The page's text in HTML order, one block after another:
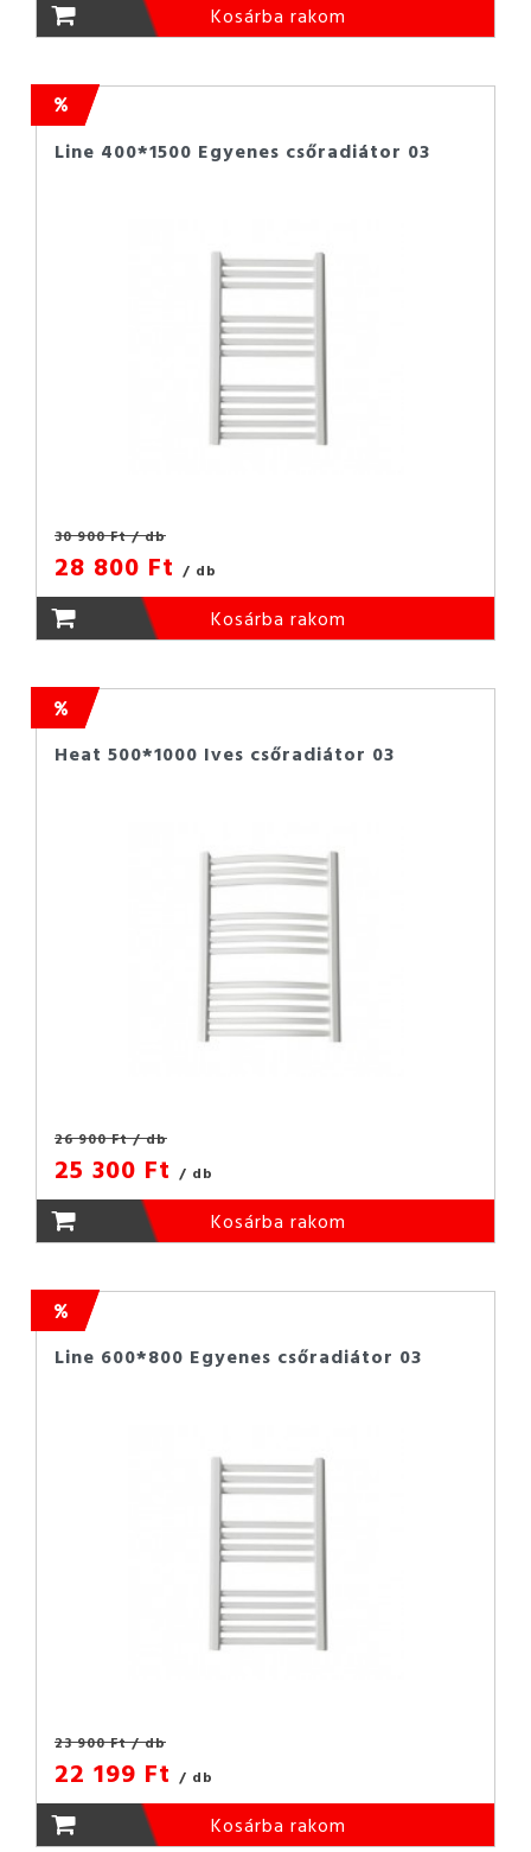
Kosárba rakom
Line 400*1500 Egyenes csőradiátor 03
30 900 Ft/ db
28 800 Ft / db
Kosárba rakom
Heat 500*1000 Ives csőradiátor 03
26 900 Ft/ db
25 300 Ft / db
Kosárba rakom
Line 600*800 Egyenes csőradiátor 03
23 900 Ft/ db
22 199 Ft / db
Kosárba rakom